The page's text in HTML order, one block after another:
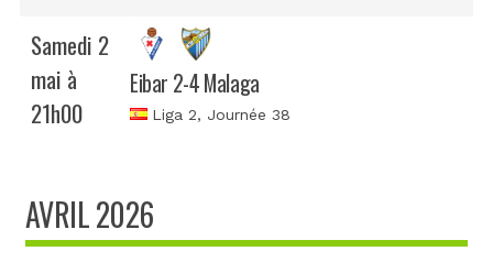
Samedi 2
mai à
21h00
Eibar 2-4 Malaga
Liga 2, Journée 38
AVRIL 2026